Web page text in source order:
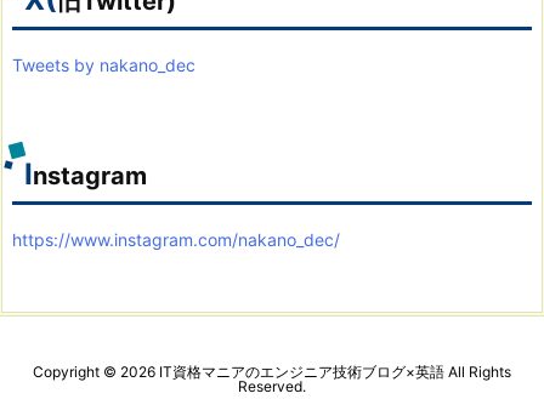
Tweets by nakano_dec
Instagram
https://www.instagram.com/nakano_dec/
Copyright © 2026 IT資格マニアのエンジニア技術ブログ×英語 All Rights
Reserved.